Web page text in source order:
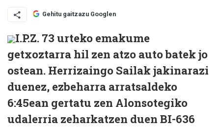
Gehitu gaitzazu Googlen
I.P.Z. 73 urteko emakume
getxoztarra hil zen atzo auto batek jo
ostean. Herrizaingo Sailak jakinarazi
duenez, ezbeharra arratsaldeko
6:45ean gertatu zen Alonsotegiko
udalerria zeharkatzen duen BI-636